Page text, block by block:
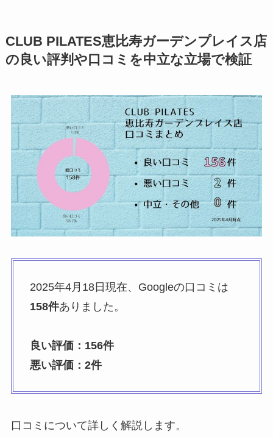
CLUB PILATES恵比寿ガーデンプレイス店
の良い評判や口コミを中立な立場で検証
2025年4月18日現在、Googleの口コミは
158件ありました。
良い評価：156件
悪い評価：2件
口コミについて詳しく解説します。